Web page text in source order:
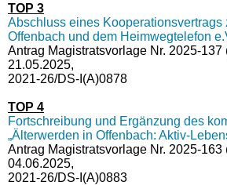
TOP 3
Abschluss eines Kooperationsvertrags
Offenbach und dem Heimwegtelefon
Antrag Magistratsvorlage Nr. 2025-137
21.05.2025,
2021-26/DS-I(A)0878
TOP 4
Fortschreibung und Ergänzung des
„Älterwerden in Offenbach: Aktiv-
Antrag Magistratsvorlage Nr. 2025-163
04.06.2025,
2021-26/DS-I(A)0883